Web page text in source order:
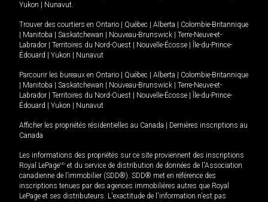
Yukon
Nunavut.
Trouver des courtiers en Ontario Québec Alberta
Colombie-Britannique
Manitoba Saskatchewan Nouveau-Brunswick
Terre-Neuve-et-
Labrador
Territoires du Nord-Ouest Nouvelle-Écosse
Île-du-Prince-
Édouard
Yukon Nunavut
Parcourir les bureaux en Ontario Québec Alberta
Colombie-Britannique
Manitoba Saskatchewan Nouveau-Brunswick
Terre-Neuve-et-
Labrador
Territoires du Nord-Ouest Nouvelle-Écosse
Île-du-Prince-
Édouard
Yukon Nunavut
Afficher les propriétés résidentielles au Canada
Dernières inscriptions au
Canada
Les informations des propriétés sur ce site proviennent des inscriptions
Royal LePageMD et du service de distribution de données de l'Association
canadienne de l’immobilier (SDD®). SDD® met en référence des
inscriptions tenues par des agences immobilières autres que Royal
LePage et ses distributeurs. L'exactitude de l'information n'est pas